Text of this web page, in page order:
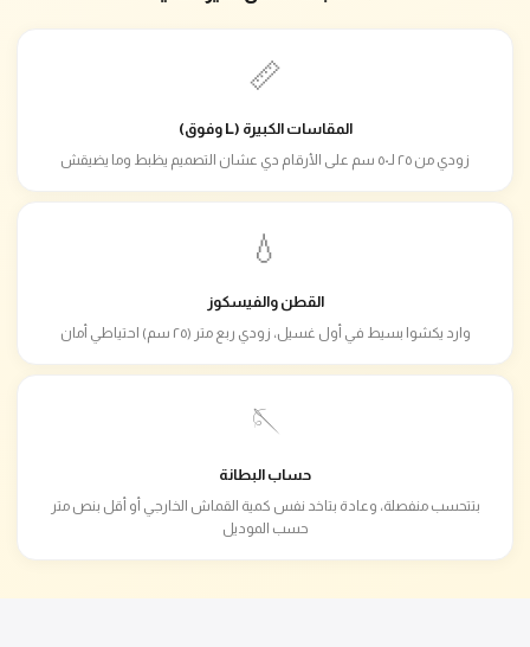
📏
المقاسات الكبيرة (L وفوق)
زودي من ٢٥ لـ٥٠ سم على الأرقام دي عشان التصميم يظبط وما يضيقش
💧
القطن والفيسكوز
وارد يكشوا بسيط في أول غسيل، زودي ربع متر (٢٥ سم) احتياطي أمان
🪡
حساب البطانة
بتتحسب منفصلة، وعادة بتاخد نفس كمية القماش الخارجي أو أقل بنص متر
حسب الموديل